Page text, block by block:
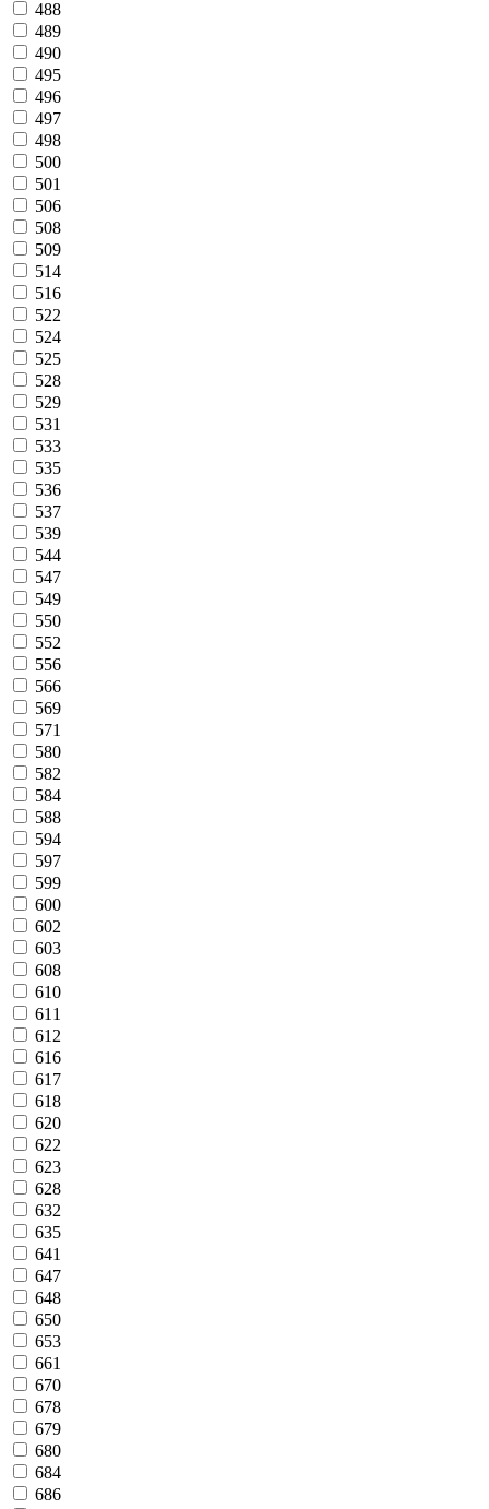
488
489
490
495
496
497
498
500
501
506
508
509
514
516
522
524
525
528
529
531
533
535
536
537
539
544
547
549
550
552
556
566
569
571
580
582
584
588
594
597
599
600
602
603
608
610
611
612
616
617
618
620
622
623
628
632
635
641
647
648
650
653
661
670
678
679
680
684
686